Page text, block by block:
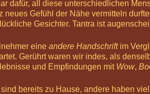
dafür, all diese unterschiedlichen
Gefühl der Nähe vermitteln
Gesichter. Tantra ist
eine andere Handschriftim
Gerührt waren wir indes, als
und Empfindungen mit Wow,
bereits zu Hause, andere haben